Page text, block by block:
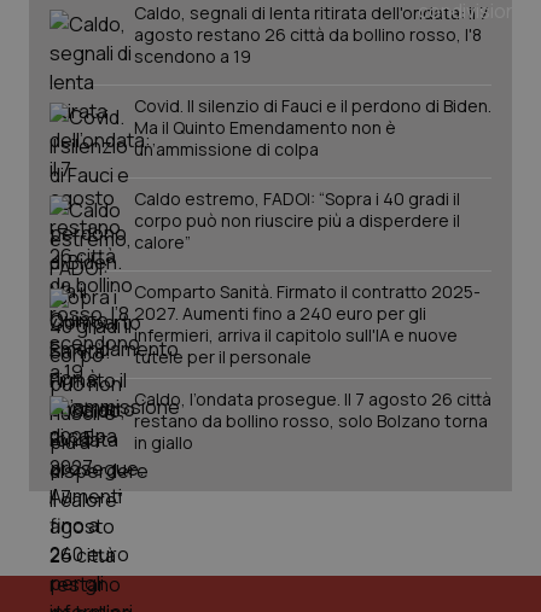
Caldo, segnali di lenta ritirata dell'ondata: il 7
agosto restano 26 città da bollino rosso, l'8
scendono a 19
Covid. Il silenzio di Fauci e il perdono di Biden.
Ma il Quinto Emendamento non è
un’ammissione di colpa
Caldo estremo, FADOI: “Sopra i 40 gradi il
corpo può non riuscire più a disperdere il
calore”
Comparto Sanità. Firmato il contratto 2025-
2027. Aumenti fino a 240 euro per gli
infermieri, arriva il capitolo sull'IA e nuove
tutele per il personale
Caldo, l’ondata prosegue. Il 7 agosto 26 città
restano da bollino rosso, solo Bolzano torna
in giallo
_ga
Google LLC